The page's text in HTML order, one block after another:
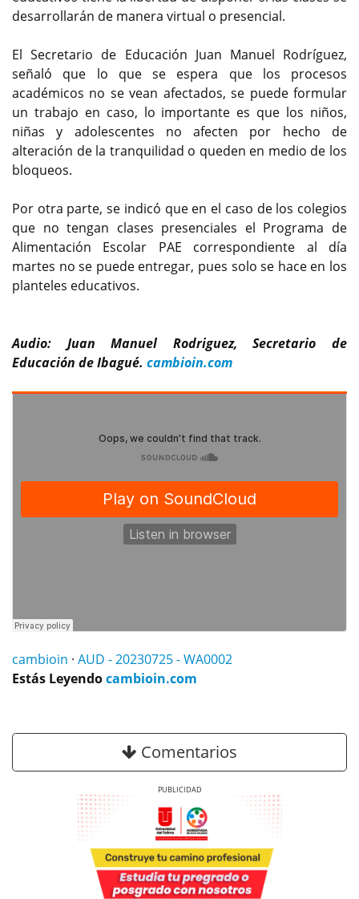
desarrollarán de manera virtual o presencial.
El Secretario de Educación Juan Manuel Rodríguez,
señaló que lo que se espera que los procesos
académicos no se vean afectados, se puede formular
un trabajo en caso, lo importante es que los niños,
niñas y adolescentes no afecten por hecho de
alteración de la tranquilidad o queden en medio de los
bloqueos.
Por otra parte, se indicó que en el caso de los colegios
que no tengan clases presenciales el Programa de
Alimentación Escolar PAE correspondiente al día
martes no se puede entregar, pues solo se hace en los
planteles educativos.
Audio: Juan Manuel Rodriguez, Secretario de
Educación de Ibagué. cambioin.com
cambioin · AUD - 20230725 - WA0002
Estás Leyendocambioin.com
Comentarios